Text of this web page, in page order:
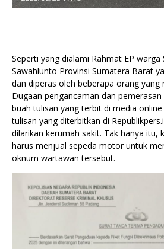
Seperti yang dialami Rahmat EP warga
Sawahlunto Provinsi Sumatera Barat
dan diperas oleh beberapa orang yang
Dugaan pengancaman dan
buah tulisan yang terbit di media
tulisan yang diterbitkan di
dilarikan kerumah sakit. Tak hanya itu,
harus menjual sepeda motor untuk
oknum wartawan tersebut.